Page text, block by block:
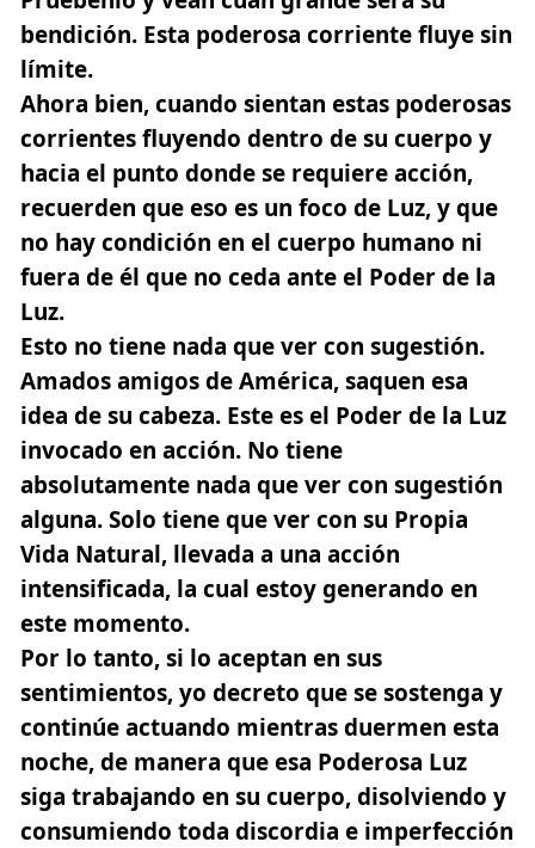
bendición. Esta poderosa corriente fluye sin
límite.
Ahora bien, cuando sientan estas poderosas
corrientes fluyendo dentro de su cuerpo y
hacia el punto donde se requiere acción,
recuerden que eso es un foco de Luz, y que
no hay condición en el cuerpo humano ni
fuera de él que no ceda ante el Poder de la
Luz.
Esto no tiene nada que ver con sugestión.
Amados amigos de América, saquen esa
idea de su cabeza. Este es el Poder de la Luz
invocado en acción. No tiene
absolutamente nada que ver con sugestión
alguna. Solo tiene que ver con su Propia
Vida Natural, llevada a una acción
intensificada, la cual estoy generando en
este momento.
Por lo tanto, si lo aceptan en sus
sentimientos, yo decreto que se sostenga y
continúe actuando mientras duermen esta
noche, de manera que esa Poderosa Luz
siga trabajando en su cuerpo, disolviendo y
consumiendo toda discordia e imperfección